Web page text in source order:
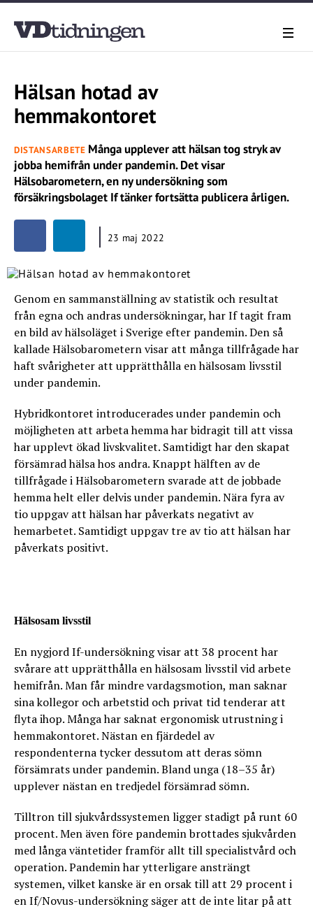
Hälsan hotad av
hemmakontoret
DISTANSARBETE Många upplever att hälsan tog stryk av
jobba hemifrån under pandemin. Det visar
Hälsobarometern, en ny undersökning som
försäkringsbolaget If tänker fortsätta publicera årligen.
23 maj 2022
Genom en sammanställning av statistik och resultat
från egna och andras undersökningar, har If tagit fram
en bild av hälsoläget i Sverige efter pandemin. Den så
kallade Hälsobarometern visar att många tillfrågade har
haft svårigheter att upprätthålla en hälsosam livsstil
under pandemin.
Hybridkontoret introducerades under pandemin och
möjligheten att arbeta hemma har bidragit till att vissa
har upplevt ökad livskvalitet. Samtidigt har den skapat
försämrad hälsa hos andra. Knappt hälften av de
tillfrågade i Hälsobarometern svarade att de jobbade
hemma helt eller delvis under pandemin. Nära fyra av
tio uppgav att hälsan har påverkats negativt av
hemarbetet. Samtidigt uppgav tre av tio att hälsan har
påverkats positivt.
Hälsosam livsstil
En nygjord If-undersökning visar att 38 procent har
svårare att upprätthålla en hälsosam livsstil vid arbete
hemifrån. Man får mindre vardagsmotion, man saknar
sina kollegor och arbetstid och privat tid tenderar att
flyta ihop. Många har saknat ergonomisk utrustning i
hemmakontoret. Nästan en fjärdedel av
respondenterna tycker dessutom att deras sömn
försämrats under pandemin. Bland unga (18–35 år)
upplever nästan en tredjedel försämrad sömn.
Tilltron till sjukvårdssystemen ligger stadigt på runt 60
procent. Men även före pandemin brottades sjukvården
med långa väntetider framför allt till specialistvård och
operation. Pandemin har ytterligare ansträngt
systemen, vilket kanske är en orsak till att 29 procent i
en If/Novus-undersökning säger att de inte litar på att